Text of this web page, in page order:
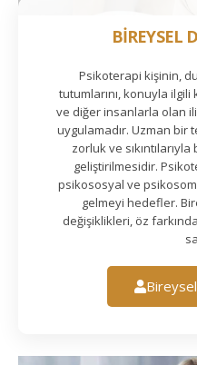
BİREYSEL
Psikoterapi kişinin,
tutumlarını, konuyla
ve diğer insanlarla olan
uygulamadır. Uzman bir
zorluk ve
geliştirilmesidir.
psikososyal ve
gelmeyi hedefler.
değişiklikleri, öz
Bireysel